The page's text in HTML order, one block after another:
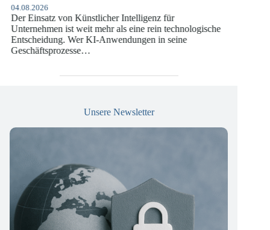
Intelligenz für
als eine rein technologische
in seine
07.07.2026
Die europäische Digitalregulierung
vergangenen Jahren eine enorme
Unsere Newsletter